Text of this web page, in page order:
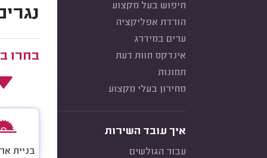
חיפוש בעל מקצוע
הורדת אפליקציה
ערים במידרג
אינדקס חוות דעת
תמונות
מחירון בעלי מקצוע
איך עובד השירות
עבור הגולשים
בחרו
בניית